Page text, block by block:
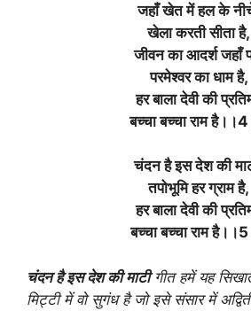
जहाँ खेत में हल के
खेला करती सीता है,
जीवन का आदर्श जहाँ
परमेश्वर का धाम है,
हर बाला देवी की
बच्चा बच्चा राम
चंदन है इस देश की
तपोभूमि हर ग्राम है,
हर बाला देवी की
बच्चा बच्चा राम
चंदन है इस देश की माटीगीत हमें यह
मिट्टी में वो सुगंध है जो इसे संसार में